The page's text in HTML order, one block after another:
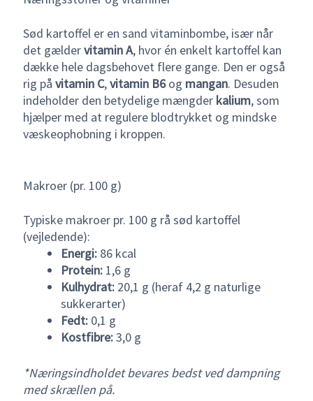
Sød kartoffel er en sand vitaminbombe, især når
det gældervitamin A, hvor én enkelt kartoffel kan
dække hele dagsbehovet flere gange. Den er også
rig på vitamin C,vitamin B6og mangan. Desuden
indeholder den betydelige mængder kalium, som
hjælper med at regulere blodtrykket og mindske
væskeophobning i kroppen.
Makroer (pr. 100 g)
Typiske makroer pr. 100 g rå sød kartoffel
(vejledende):
Energi:86 kcal
Protein:1,6 g
Kulhydrat:20,1 g (heraf 4,2 g naturlige
sukkerarter)
Fedt:0,1 g
Kostfibre:3,0 g
*Næringsindholdet bevares bedst ved dampning
med skrællen på.